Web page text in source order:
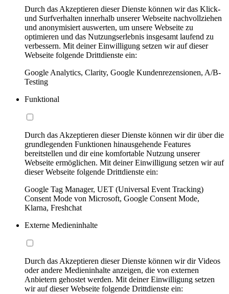
Durch das Akzeptieren dieser Dienste können wir das Klick-
und Surfverhalten innerhalb unserer Webseite nachvollziehen
und anonymisiert auswerten, um unsere Webseite zu
optimieren und das Nutzungserlebnis insgesamt laufend zu
verbessern. Mit deiner Einwilligung setzen wir auf dieser
Webseite folgende Drittdienste ein:
Google Analytics, Clarity, Google Kundenrezensionen, A/B-
Testing
Funktional
Durch das Akzeptieren dieser Dienste können wir dir über die
grundlegenden Funktionen hinausgehende Features
bereitstellen und dir eine komfortable Nutzung unserer
Webseite ermöglichen. Mit deiner Einwilligung setzen wir auf
dieser Webseite folgende Drittdienste ein:
Google Tag Manager, UET (Universal Event Tracking)
Consent Mode von Microsoft, Google Consent Mode,
Klarna, Freshchat
Externe Medieninhalte
Durch das Akzeptieren dieser Dienste können wir dir Videos
oder andere Medieninhalte anzeigen, die von externen
Anbietern gehostet werden. Mit deiner Einwilligung setzen
wir auf dieser Webseite folgende Drittdienste ein: